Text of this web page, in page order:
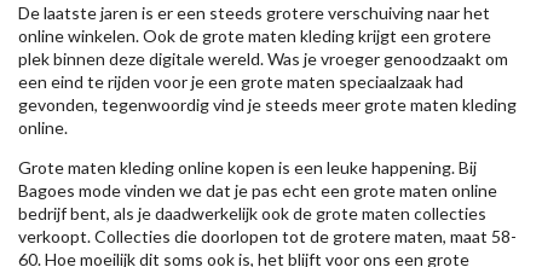
De laatste jaren is er een steeds grotere verschuiving naar het
online winkelen. Ook de grote maten kleding krijgt een grotere
plek binnen deze digitale wereld. Was je vroeger genoodzaakt om
een eind te rijden voor je een grote maten speciaalzaak had
gevonden, tegenwoordig vind je steeds meer grote maten kleding
online.
Grote maten kleding online kopen is een leuke happening. Bij
Bagoes mode vinden we dat je pas echt een grote maten online
bedrijf bent, als je daadwerkelijk ook de grote maten collecties
verkoopt. Collecties die doorlopen tot de grotere maten, maat 58-
60. Hoe moeilijk dit soms ook is, het blijft voor ons een grote